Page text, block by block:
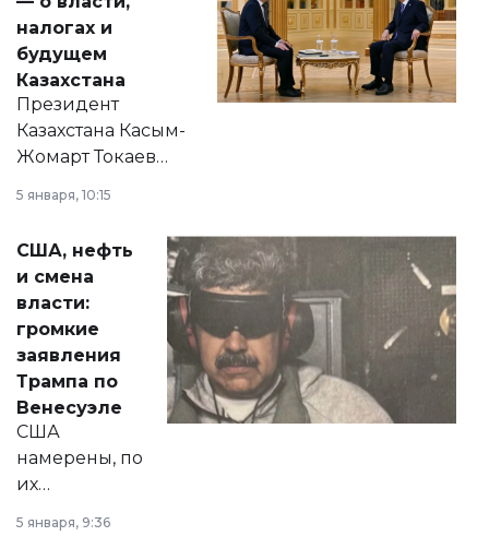
налогах и
будущем
Казахстана
Президент
Казахстана Касым-
Жомарт Токаев
сразу несколько
актуальных тем —
от слухов о
политических
реформах до
вопросов армии,
экономики и
личного здоровья.
5 января, 10:15
США, нефть
и смена
власти:
громкие
заявления
Трампа по
Венесуэле
США
намерены, по
их
принести
5 января, 9:36